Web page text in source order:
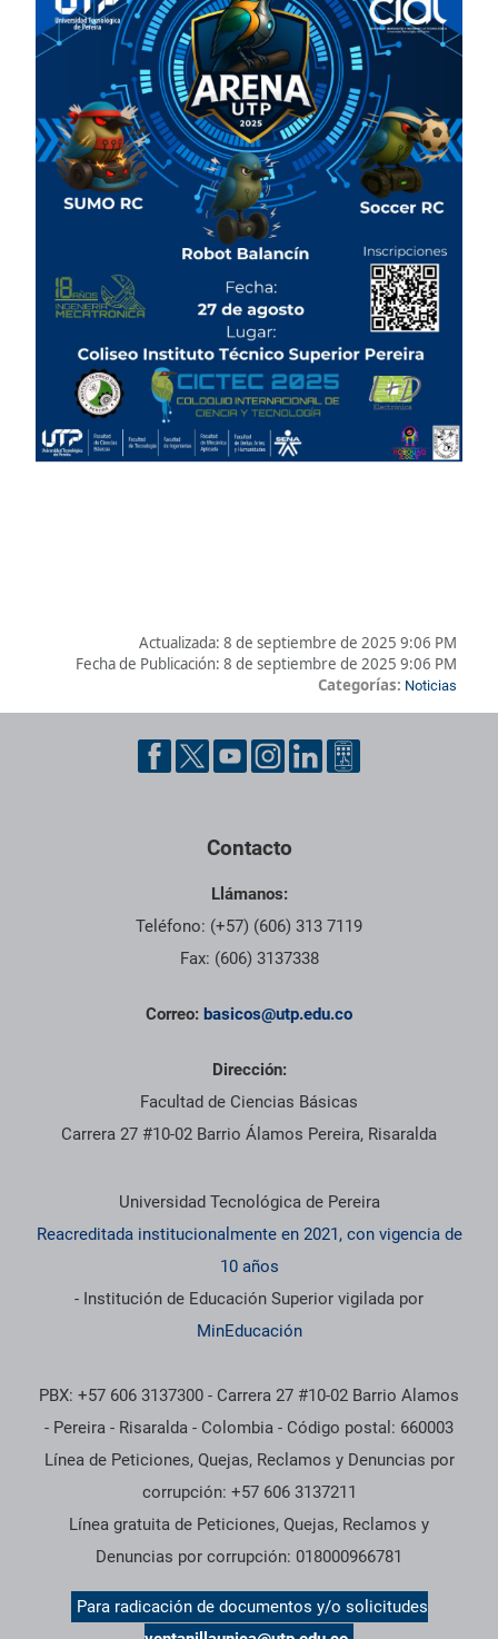
Actualizada: 8 de septiembre de 2025 9:06 PM
Fecha de Publicación: 8 de septiembre de 2025 9:06 PM
Categorías: Noticias
Pie de página con información de contacto, redes sociales y
Contacto
Llámanos:
Teléfono: (+57) (606) 313 7119
Fax: (606) 3137338
Correo: basicos@utp.edu.co
Dirección:
Facultad de Ciencias Básicas
Carrera 27 #10-02 Barrio Álamos Pereira, Risaralda
Información institucional
Universidad Tecnológica de Pereira
Reacreditada institucionalmente en 2021, con vigencia de
10 años
- Institución de Educación Superior vigilada por
MinEducación
PBX: +57 606 3137300 - Carrera 27 #10-02 Barrio Alamos
- Pereira - Risaralda - Colombia - Código postal: 660003
Línea de Peticiones, Quejas, Reclamos y Denuncias por
corrupción: +57 606 3137211
Línea gratuita de Peticiones, Quejas, Reclamos y
Denuncias por corrupción: 018000966781
Para radicación de documentos y/o solicitudes